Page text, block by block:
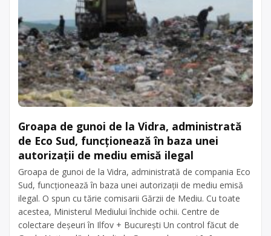
Groapa de gunoi de la Vidra, administrată
de Eco Sud, funcționează în baza unei
autorizații de mediu emisă ilegal
Groapa de gunoi de la Vidra, administrată de compania Eco
Sud, funcționează în baza unei autorizații de mediu emisă
ilegal. O spun cu tărie comisarii Gărzii de Mediu. Cu toate
acestea, Ministerul Mediului închide ochii. Centre de
colectare deşeuri în Ilfov + București Un control făcut de